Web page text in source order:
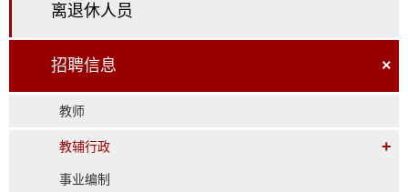
离退休人员
招聘信息 ×
教师
教辅行政 +
事业编制